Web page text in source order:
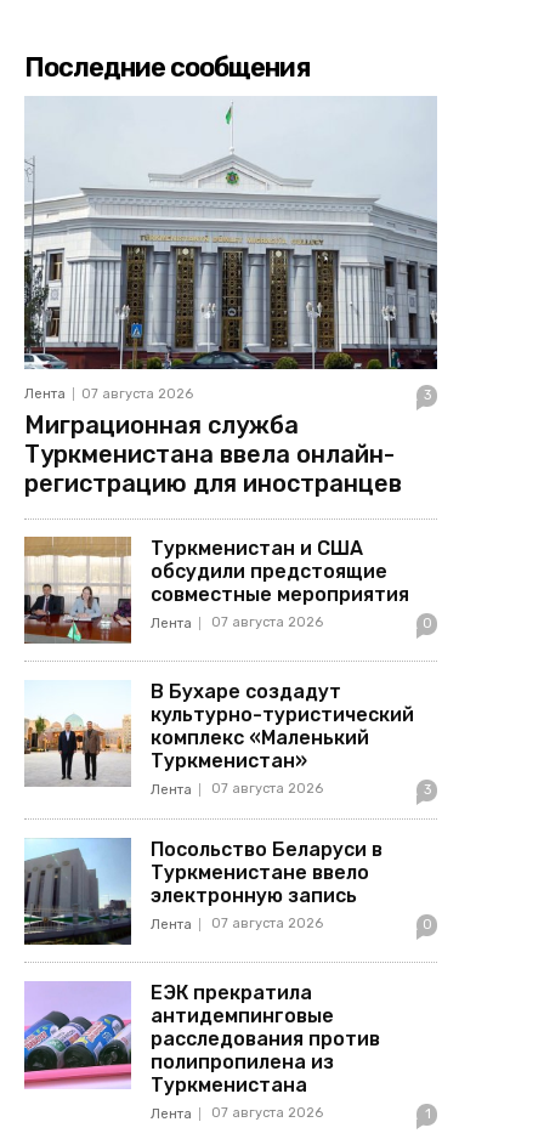
Последние сообщения
Лента 07 августа 2026 3
Миграционная служба
Туркменистана ввела онлайн-
регистрацию для иностранцев
Туркменистан и США
обсудили предстоящие
совместные мероприятия
Лента 07 августа 2026 0
В Бухаре создадут
культурно-туристический
комплекс «Маленький
Туркменистан»
Лента 07 августа 2026 3
Посольство Беларуси в
Туркменистане ввело
электронную запись
Лента 07 августа 2026 0
ЕЭК прекратила
антидемпинговые
расследования против
полипропилена из
Туркменистана
Лента 07 августа 2026 1